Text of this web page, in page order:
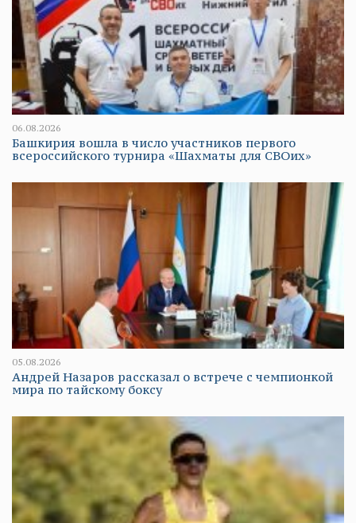
06.08.2026
Башкирия вошла в число участников первого
всероссийского турнира «Шахматы для СВОих»
05.08.2026
Андрей Назаров рассказал о встрече с чемпионкой
мира по тайскому боксу